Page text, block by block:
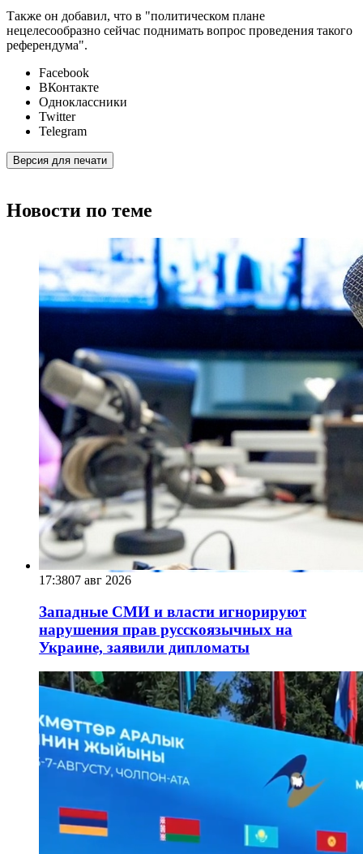
Также он добавил, что в "политическом плане
нецелесообразно сейчас поднимать вопрос проведения такого
референдума".
Facebook
ВКонтакте
Одноклассники
Twitter
Telegram
Версия для печати
Новости по теме
17:3807 авг 2026
Западные СМИ и власти игнорируют
нарушения прав русскоязычных на
Украине, заявили дипломаты